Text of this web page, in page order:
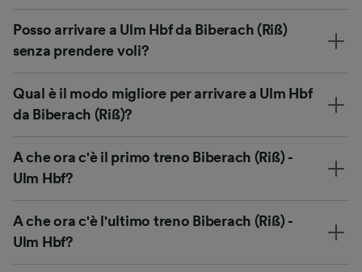
Posso arrivare a Ulm Hbf da Biberach (Riß)
senza prendere voli?
Qual è il modo migliore per arrivare a Ulm Hbf
da Biberach (Riß)?
A che ora c'è il primo treno Biberach (Riß) -
Ulm Hbf?
A che ora c'è l'ultimo treno Biberach (Riß) -
Ulm Hbf?